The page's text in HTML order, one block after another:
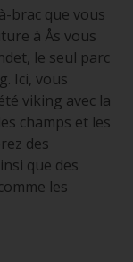
brac que vous
à Ås vous
le seul parc
Ici, vous
viking avec la
champs et les
des
que des
les